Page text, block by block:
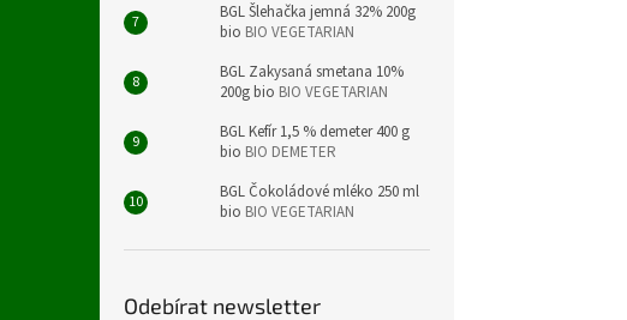
BGL Šlehačka jemná 32% 200g
bio BIO VEGETARIAN
BGL Zakysaná smetana 10%
200g bio BIO VEGETARIAN
BGL Kefír 1,5 % demeter 400 g
bio BIO DEMETER
BGL Čokoládové mléko 250 ml
bio BIO VEGETARIAN
Odebírat newsletter